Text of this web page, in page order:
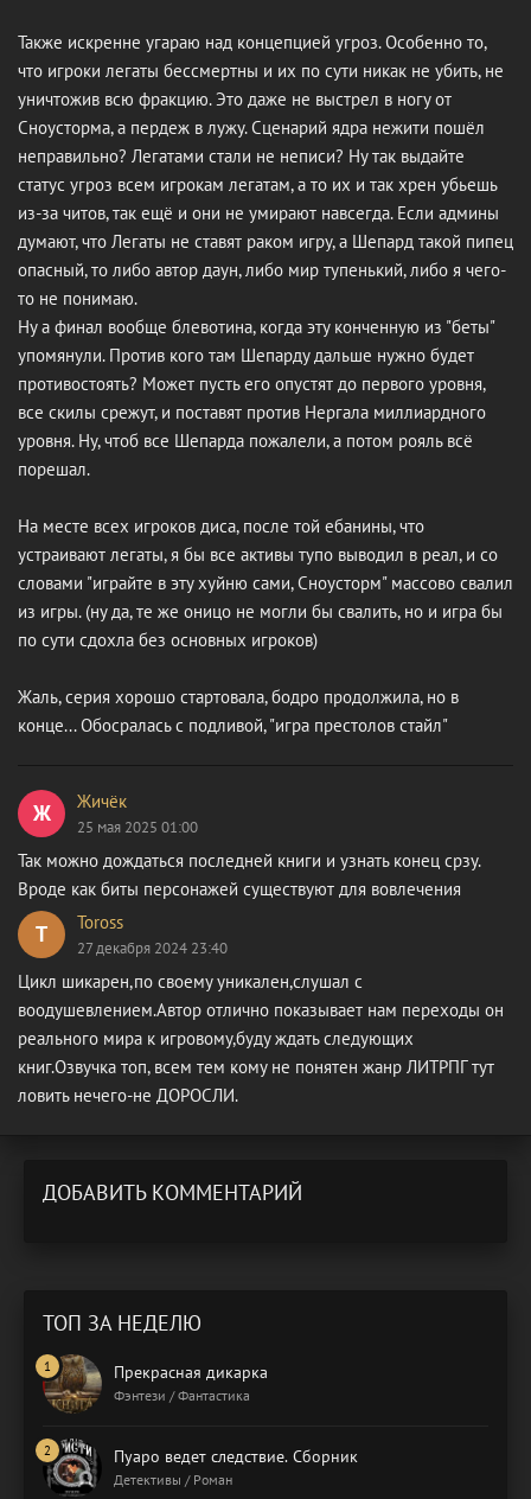
Также искренне угараю над концепцией угроз. Особенно то,
что игроки легаты бессмертны и их по сути никак не убить, не
уничтожив всю фракцию. Это даже не выстрел в ногу от
Сноусторма, а пердеж в лужу. Сценарий ядра нежити пошёл
неправильно? Легатами стали не неписи? Ну так выдайте
статус угроз всем игрокам легатам, а то их и так хрен убьешь
из-за читов, так ещё и они не умирают навсегда. Если админы
думают, что Легаты не ставят раком игру, а Шепард такой пипец
опасный, то либо автор даун, либо мир тупенький, либо я чего-
то не понимаю.
Ну а финал вообще блевотина, когда эту конченную из "беты"
упомянули. Против кого там Шепарду дальше нужно будет
противостоять? Может пусть его опустят до первого уровня,
все скилы срежут, и поставят против Нергала миллиардного
уровня. Ну, чтоб все Шепарда пожалели, а потом рояль всё
порешал.
На месте всех игроков диса, после той ебанины, что
устраивают легаты, я бы все активы тупо выводил в реал, и со
словами "играйте в эту хуйню сами, Сноусторм" массово свалил
из игры. (ну да, те же оницо не могли бы свалить, но и игра бы
по сути сдохла без основных игроков)
Жаль, серия хорошо стартовала, бодро продолжила, но в
конце... Обосралась с подливой, "игра престолов стайл"
Ж Жичёк
25 мая 2025 01:00
Так можно дождаться последней книги и узнать конец срзу.
Вроде как биты персонажей существуют для вовлечения
T Toross
27 декабря 2024 23:40
Цикл шикарен,по своему уникален,слушал с
воодушевлением.Автор отлично показывает нам переходы он
реального мира к игровому,буду ждать следующих
книг.Озвучка топ, всем тем кому не понятен жанр ЛИТРПГ тут
ловить нечего-не ДОРОСЛИ.
ДОБАВИТЬ КОММЕНТАРИЙ
ТОП ЗА НЕДЕЛЮ
Прекрасная дикарка
Фэнтези / Фантастика
Пуаро ведет следствие. Сборник
Детективы / Роман